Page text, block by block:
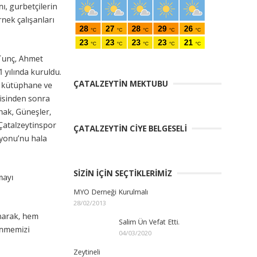
gurbetçilerin
çalışanları
Ahmet
yılında kuruldu.
ve
sonra
Güneşler,
hala
hem
ÇATALZEYTIN MEKTUBU
ÇATALZEYTIN CIYE BELGESELI
SIZIN İÇIN SEÇTIKLERIMIZ
MYO Derneği Kurulmalı
28/02/2013
Salim Ün Vefat Etti.
04/03/2020
Zeytineli